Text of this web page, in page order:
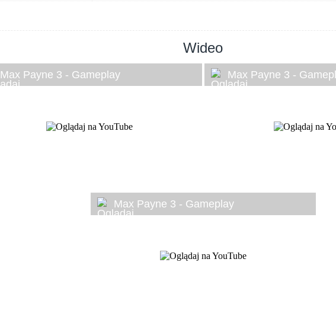
Wideo
Max Payne 3 - Gameplay Max Payne 3 -
Max Payne 3 - Gameplay